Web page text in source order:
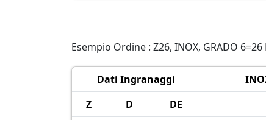
Esempio Ordine : Z26, INOX, GRADO 6=26
Dati Ingranaggi
Z
D DE